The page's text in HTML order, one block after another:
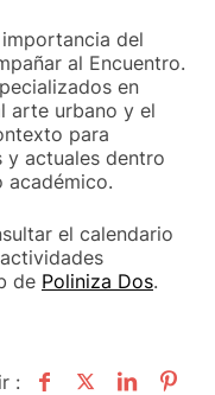
del
al Encuentro.
en
arte urbano y el
para
y actuales dentro
académico.
el calendario
de Poliniza Dos.
: